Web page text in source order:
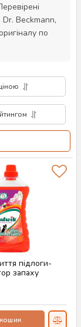
Beckmann,
по
підлоги-
запаху